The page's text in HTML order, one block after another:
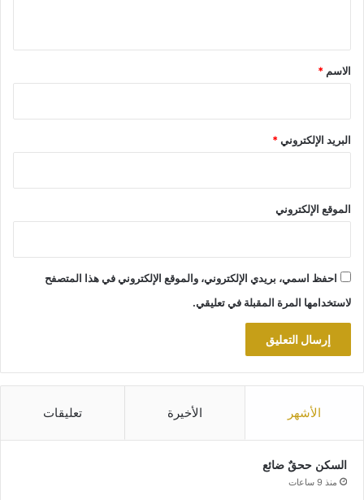
*
الاسم *
البريد الإلكتروني*
الموقع الإلكتروني
احفظ اسمي، بريدي الإلكتروني، والموقع الإلكتروني في هذا المتصفح
لاستخدامها المرة المقبلة في تعليقي.
الأشهر الأخيرة تعليقات
السكن ححقٌ ضائع
منذ 9 ساعات